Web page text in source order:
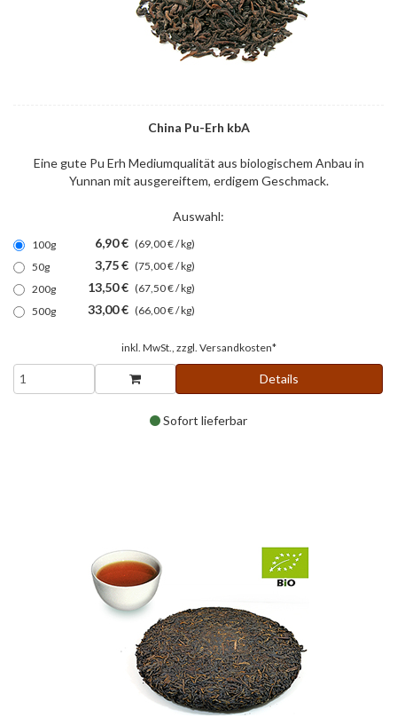
China Pu-Erh kbA
Eine gute Pu Erh Mediumqualität aus biologischem Anbau in
Yunnan mit ausgereiftem, erdigem Geschmack.
Auswahl:
100g 6,90 € (69,00 € / kg)
50g
3,75 € (75,00 € / kg)
200g
13,50 € (67,50 € / kg)
500g
33,00 € (66,00 € / kg)
inkl. MwSt., zzgl. Versandkosten*
Details
Sofort lieferbar